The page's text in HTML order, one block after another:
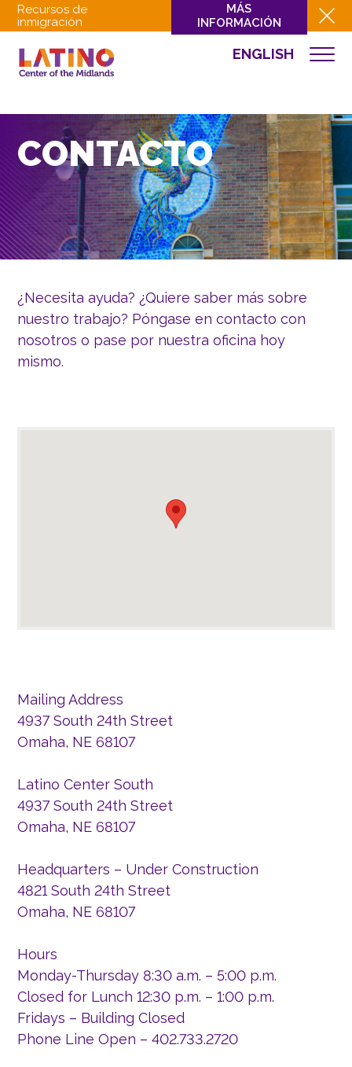
Recursos de
inmigración
MÁS
INFORMACIÓN
ENGLISH
QUIÉNES SOMOS
CULTURA
INVOLUCRARSE
EVENTOS
NOTICIAS
RECURSOS
DONAR
CONTACTO
¿Necesita ayuda? ¿Quiere saber más sobre
nuestro trabajo? Póngase en contacto con
nosotros o pase por nuestra oficina hoy
mismo.
Mailing Address
4937 South 24th Street
Omaha, NE 68107
Latino Center South
4937 South 24th Street
Omaha, NE 68107
Headquarters – Under Construction
4821 South 24th Street
Omaha, NE 68107
Hours
Monday-Thursday 8:30 a.m. – 5:00 p.m.
Closed for Lunch 12:30 p.m. – 1:00 p.m.
Fridays – Building Closed
Phone Line Open – 402.733.2720